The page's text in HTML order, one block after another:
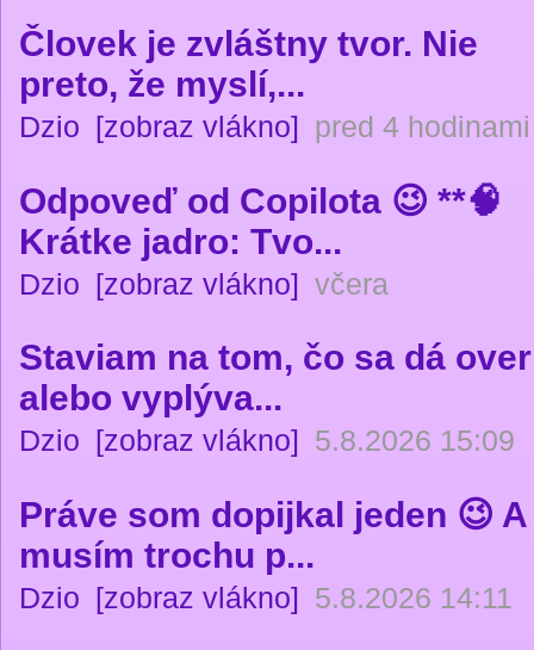
Človek je zvláštny tvor. Nie
preto, že myslí,...
Dzio [zobraz vlákno] pred 4 hodinami
Odpoveď od Copilota 😉 **🧠
Krátke jadro: Tvo...
Dzio [zobraz vlákno] včera
Staviam na tom, čo sa dá
alebo vyplýva...
Dzio [zobraz vlákno] 5.8.2026 15:09
Práve som dopijkal jeden 😉 A
musím trochu p...
Dzio [zobraz vlákno] 5.8.2026 14:11